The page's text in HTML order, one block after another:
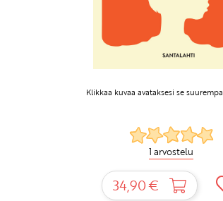
Klikkaa kuvaa avataksesi se
1 arvostelu
34,90 €